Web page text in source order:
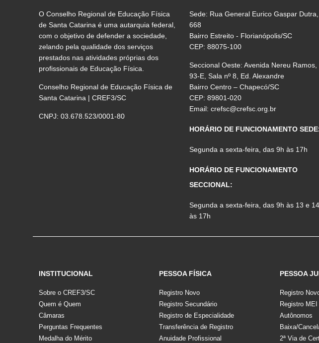
O Conselho Regional de Educação Física
de Santa Catarina é uma autarquia federal,
com o objetivo de defender a sociedade,
zelando pela qualidade dos serviços
prestados nas atividades próprias dos
profissionais de Educação Física.
Conselho Regional de Educação Física de
Santa Catarina | CREF3/SC
CNPJ: 03.678.523/0001-80
Sede: Rua General Eurico Gaspar Dutra,
668
Bairro Estreito - Florianópolis/SC
CEP: 88075-100
Seccional Oeste: Avenida Nereu Ramos,
93-E, Sala nº 8, Ed. Alexandre
Bairro Centro – Chapecó/SC
CEP: 89801-020
Email:crefsc@crefsc.org.br
HORÁRIO DE FUNCIONAMENTO
Segunda a sexta-feira, das 9h às 17h
HORÁRIO DE FUNCIONAMENTO
SECCIONAL:
Segunda a sexta-feira, das 9h às 13 e
às 17h
INSTITUCIONAL
Sobre o CREF3/SC
Quem é Quem
Câmaras
Perguntas Frequentes
Medalha do Mérito
PESSOA FÍSICA
Registro Novo
Registro Secundário
Registro de Especialidade
Transferência de Registro
Anuidade Profissional
PESSOA
Registro
Registro MEI
Autônomos
Baixa/
2ª Via de